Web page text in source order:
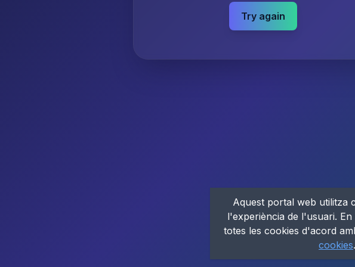
Try again
Aquest portal web utilitza
l'experiència de l'usuari.
totes les cookies d'acord
cookies.